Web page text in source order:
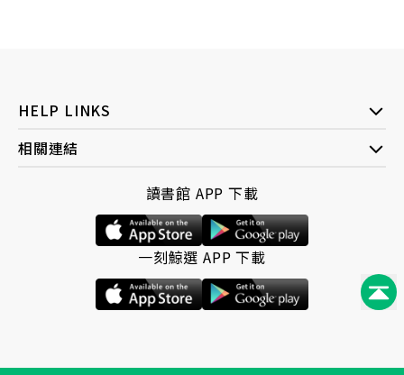
HELP LINKS
相關連結
讀書館 APP 下載
一刻鯨選 APP 下載